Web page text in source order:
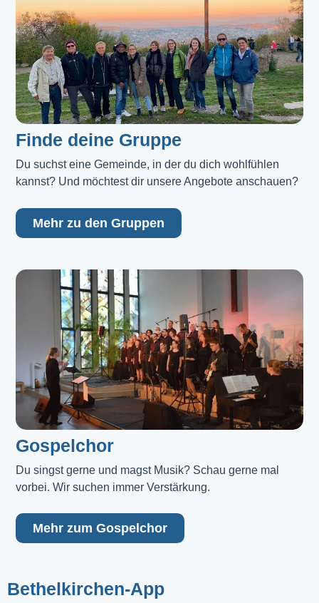
Finde deine Gruppe
Du suchst eine Gemeinde, in der du dich wohlfühlen
kannst? Und möchtest dir unsere Angebote anschauen?
Mehr zu den Gruppen
Gospelchor
Du singst gerne und magst Musik? Schau gerne mal
vorbei. Wir suchen immer Verstärkung.
Mehr zum Gospelchor
Bethelkirchen-App